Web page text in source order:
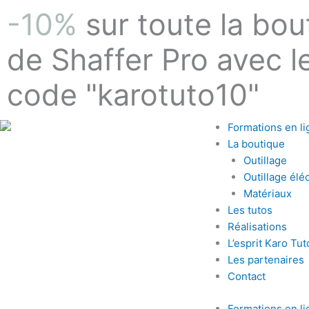
au-10% sur toute la
de Shaffer Pro avec
code "karotuto10"
Formations en
La boutique
Outillage
Outillage
Matériaux
Les tutos
Réalisations
L’esprit Karo
Les partenaires
Contact